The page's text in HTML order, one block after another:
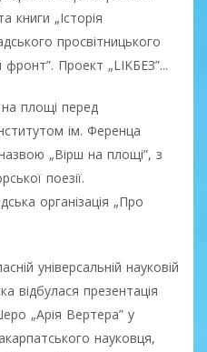
книги „Історія
просвітницького
фронт”. Проект „LIKБЕЗ”...
площі перед
ім. Ференца
назвою „Вірш на площі”, з
поезії.
організація „Про
універсальній науковій
відбулася презентація
„Арія Вертера” у
науковця,